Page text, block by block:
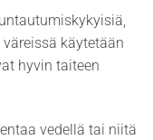
väreissä käytetään
hyvin taiteen
vedellä tai niitä